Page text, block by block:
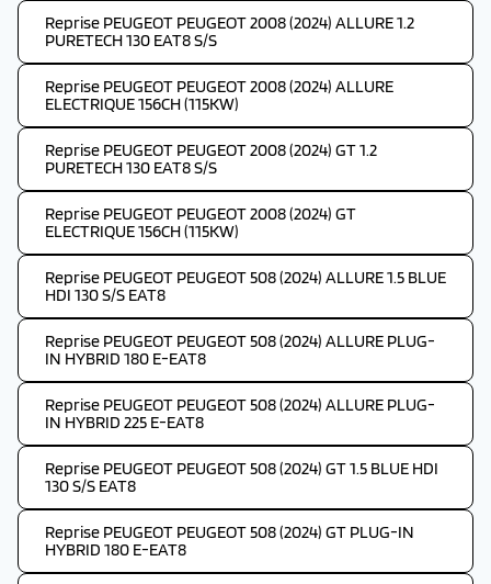
Reprise PEUGEOT PEUGEOT 2008 (2024) ALLURE 1.2
PURETECH 130 EAT8 S/S
Reprise PEUGEOT PEUGEOT 2008 (2024) ALLURE
ELECTRIQUE 156CH (115KW)
Reprise PEUGEOT PEUGEOT 2008 (2024) GT 1.2
PURETECH 130 EAT8 S/S
Reprise PEUGEOT PEUGEOT 2008 (2024) GT
ELECTRIQUE 156CH (115KW)
Reprise PEUGEOT PEUGEOT 508 (2024) ALLURE 1.5 BLUE
HDI 130 S/S EAT8
Reprise PEUGEOT PEUGEOT 508 (2024) ALLURE PLUG-
IN HYBRID 180 E-EAT8
Reprise PEUGEOT PEUGEOT 508 (2024) ALLURE PLUG-
IN HYBRID 225 E-EAT8
Reprise PEUGEOT PEUGEOT 508 (2024) GT 1.5 BLUE HDI
130 S/S EAT8
Reprise PEUGEOT PEUGEOT 508 (2024) GT PLUG-IN
HYBRID 180 E-EAT8